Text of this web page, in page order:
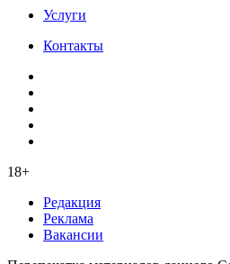
Услуги
Контакты
18+
Редакция
Реклама
Вакансии